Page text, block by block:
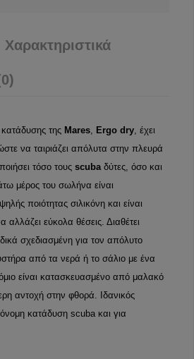
Χαρακτηριστικά
της Mares, Ergo dry, έχει
να ταιριάζει απόλυτα στην πλευρά
τόσο τους scubaδύτες, όσο και
μέρος του σωλήνα είναι
ποιότητας σιλικόνη και είναι
αλλάζει εύκολα θέσεις. Διαθέτει
σχεδιασμένη για τον απόλυτο
από τα νερά ή το σάλιο με ένα
είναι κατασκευασμένο από μαλακό
αντοχή στην φθορά. Ιδανικός
κατάδυση scuba και για